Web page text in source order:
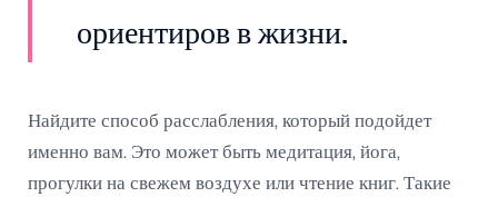
ориентиров в жизни.
Найдите способ расслабления, который подойдет
именно вам. Это может быть медитация, йога,
прогулки на свежем воздухе или чтение книг. Такие